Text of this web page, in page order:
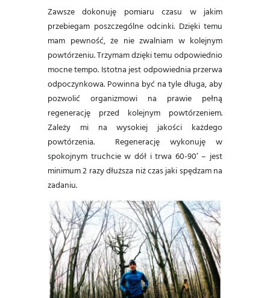
Zawsze dokonuję pomiaru czasu w jakim
przebiegam poszczególne odcinki. Dzięki temu
mam pewność, że nie zwalniam w kolejnym
powtórzeniu. Trzymam dzięki temu odpowiednio
mocne tempo. Istotna jest odpowiednia przerwa
odpoczynkowa. Powinna być na tyle długa, aby
pozwolić organizmowi na prawie pełną
regenerację przed kolejnym powtórzeniem.
Zależy mi na wysokiej jakości każdego
powtórzenia. Regenerację wykonuję w
spokojnym truchcie w dół i trwa 60-90’ – jest
minimum 2 razy dłuższa niż czas jaki spędzam na
zadaniu.